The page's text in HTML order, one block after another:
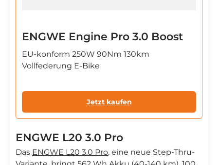
ENGWE Engine Pro 3.0 Boost
EU-konform 250W 90Nm 130km
Vollfederung E-Bike
Jetzt kaufen
ENGWE L20 3.0 Pro
Das ENGWE L20 3.0 Pro, eine neue Step-Thru-